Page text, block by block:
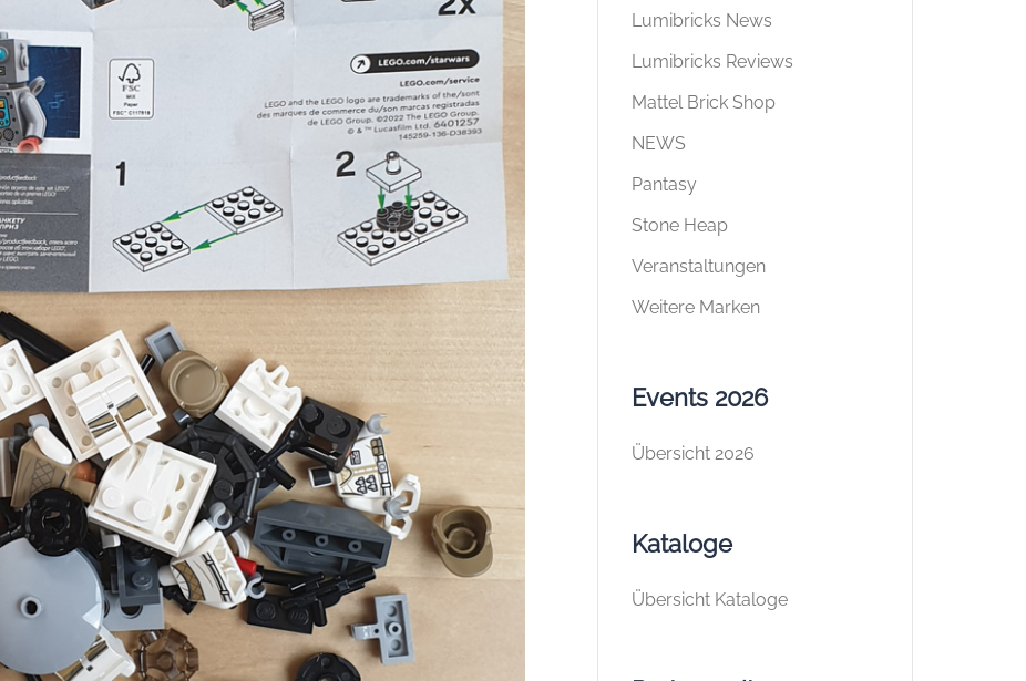
Lumibricks News
Lumibricks Reviews
Mattel Brick Shop
NEWS
Pantasy
Stone Heap
Veranstaltungen
Weitere Marken
Events 2026
Übersicht 2026
Kataloge
Übersicht Kataloge